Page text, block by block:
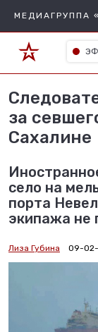
МЕДИАГРУППА
за
Сахалине
село на
порта
экипажа не
Лиза Губина 09-